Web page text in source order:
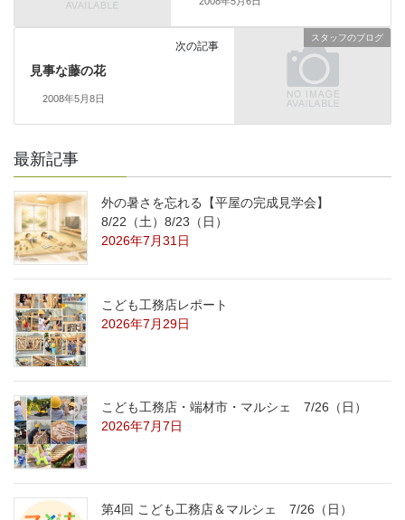
スタッフのブログ
次の記事
見事な藤の花
2008年5月8日
最新記事
外の暑さを忘れる【平屋の完成見学会】
8/22（土）8/23（日）
2026年7月31日
こども工務店レポート
2026年7月29日
こども工務店・端材市・マルシェ 7/26（日）
2026年7月7日
第4回 こども工務店＆マルシェ 7/26（日）